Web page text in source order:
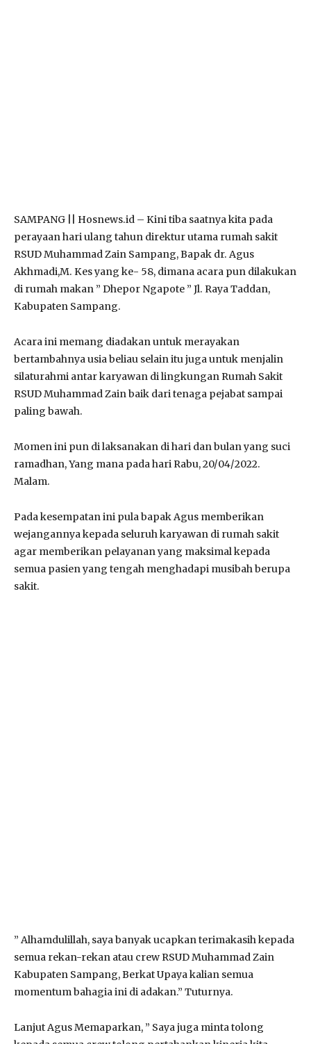
SAMPANG || Hosnews.id – Kini tiba saatnya kita pada
perayaan hari ulang tahun direktur utama rumah sakit
RSUD Muhammad Zain Sampang, Bapak dr. Agus
Akhmadi,M. Kes yang ke- 58, dimana acara pun dilakukan
di rumah makan ” Dhepor Ngapote ” Jl. Raya Taddan,
Kabupaten Sampang.
Acara ini memang diadakan untuk merayakan
bertambahnya usia beliau selain itu juga untuk menjalin
silaturahmi antar karyawan di lingkungan Rumah Sakit
RSUD Muhammad Zain baik dari tenaga pejabat sampai
paling bawah.
Momen ini pun di laksanakan di hari dan bulan yang suci
ramadhan, Yang mana pada hari Rabu, 20/04/2022.
Malam.
Pada kesempatan ini pula bapak Agus memberikan
wejangannya kepada seluruh karyawan di rumah sakit
agar memberikan pelayanan yang maksimal kepada
semua pasien yang tengah menghadapi musibah berupa
sakit.
” Alhamdulillah, saya banyak ucapkan terimakasih kepada
semua rekan-rekan atau crew RSUD Muhammad Zain
Kabupaten Sampang, Berkat Upaya kalian semua
momentum bahagia ini di adakan.” Tuturnya.
Lanjut Agus Memaparkan, ” Saya juga minta tolong